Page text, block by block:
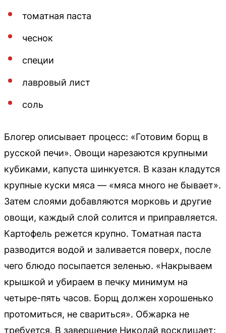
томатная паста
чеснок
специи
лавровый лист
соль
Блогер описывает процесс: «Готовим борщ в
русской печи». Овощи нарезаются крупными
кубиками, капуста шинкуется. В казан кладутся
крупные куски мяса — «мяса много не бывает».
Затем слоями добавляются морковь и другие
овощи, каждый слой солится и приправляется.
Картофель режется крупно. Томатная паста
разводится водой и заливается поверх, после
чего блюдо посыпается зеленью. «Накрываем
крышкой и убираем в печку минимум на
четыре-пять часов. Борщ должен хорошенько
протомиться, не свариться». Обжарка не
требуется. В завершение Николай восклицает: